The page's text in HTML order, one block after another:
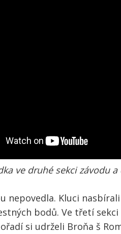
ve druhé sekci závodu
nepovedla. Kluci
bodů. Ve třetí
si udrželi Broňa š